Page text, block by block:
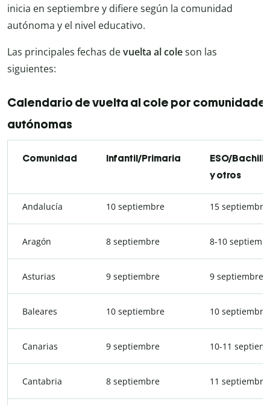
inicia en septiembre y difiere según la comunidad
autónoma y el nivel educativo.
Las principales fechas devuelta al coleson las
siguientes:
Calendario de vuelta al cole por
autónomas
Comunidad Infantil/Primaria
ESO/
y otros
Andalucía 10 septiembre 15 septiembre
Aragón 8 septiembre 8-10
Asturias 9 septiembre 9 septiembre
Baleares 10 septiembre 10 septiembre
Canarias 9 septiembre 10-11
Cantabria 8 septiembre 11 septiembre